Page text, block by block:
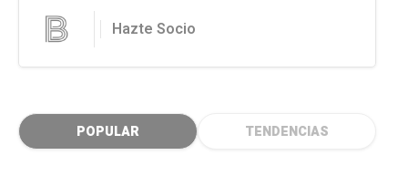
Hazte Socio
POPULAR TENDENCIAS